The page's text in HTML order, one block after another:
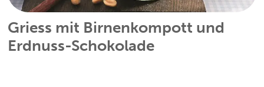
Griess mit Birnenkompott und
Erdnuss-Schokolade